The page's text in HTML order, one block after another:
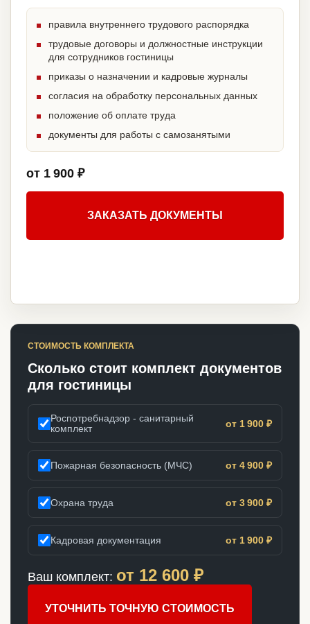
правила внутреннего трудового распорядка
трудовые договоры и должностные инструкции
для сотрудников гостиницы
приказы о назначении и кадровые журналы
согласия на обработку персональных данных
положение об оплате труда
документы для работы с самозанятыми
от 1 900 ₽
ЗАКАЗАТЬ ДОКУМЕНТЫ
СТОИМОСТЬ КОМПЛЕКТА
Сколько стоит комплект документов
для гостиницы
Роспотребнадзор - санитарный
комплект
от 1 900 ₽
Пожарная безопасность (МЧС) от 4 900 ₽
Охрана труда от 3 900 ₽
Кадровая документация от 1 900 ₽
Ваш комплект: от 12 600 ₽
УТОЧНИТЬ ТОЧНУЮ СТОИМОСТЬ